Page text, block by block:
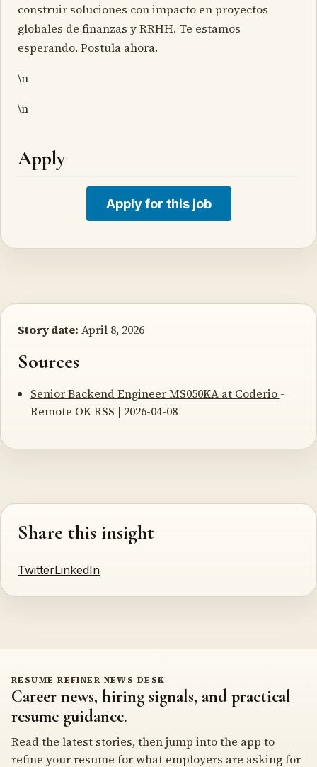
construir soluciones con impacto en proyectos
globales de finanzas y RRHH. Te estamos
esperando. Postula ahora.
\n
\n
Apply
Apply for this job
Story date: April 8, 2026
Sources
Senior Backend Engineer MS050KA at Coderio -
Remote OK RSS | 2026-04-08
Share this insight
TwitterLinkedIn
RESUME REFINER NEWS DESK
Career news, hiring signals, and practical
resume guidance.
Read the latest stories, then jump into the app to
refine your resume for what employers are asking for